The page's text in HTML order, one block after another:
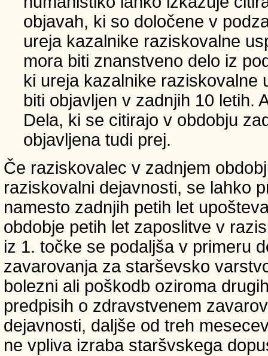
objavah, ki so določene v
ureja kazalnike raziskovalne
mora biti znanstveno delo iz
ki ureja kazalnike raziskovalne
biti objavljen v zadnjih 10 letih.
Dela, ki se citirajo v obdobju
objavljena tudi prej.
Če raziskovalec v zadnjem
raziskovalni dejavnosti, se lahko
namesto zadnjih petih let
obdobje petih let zaposlitve v
iz 1. točke se podaljša v primeru
zavarovanja za starševsko
bolezni ali poškodb oziroma
predpisih o zdravstvenem
dejavnosti, daljše od treh
ne vpliva izraba staršvskega